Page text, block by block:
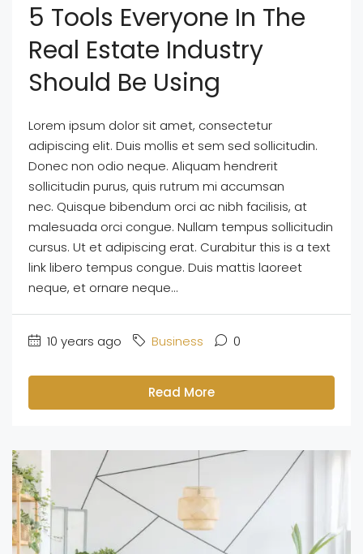
5 Tools Everyone In The
Real Estate Industry
Should Be Using
Lorem ipsum dolor sit amet, consectetur
adipiscing elit. Duis mollis et sem sed sollicitudin.
Donec non odio neque. Aliquam hendrerit
sollicitudin purus, quis rutrum mi accumsan
nec. Quisque bibendum orci ac nibh facilisis, at
malesuada orci congue. Nullam tempus sollicitudin
cursus. Ut et adipiscing erat. Curabitur this is a text
link libero tempus congue. Duis mattis laoreet
neque, et ornare neque...
10 years ago Business 0
Read More